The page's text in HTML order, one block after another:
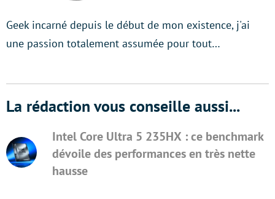
Geek incarné depuis le début de mon existence, j'ai
une passion totalement assumée pour tout…
La rédaction vous conseille aussi...
Intel Core Ultra 5 235HX : ce benchmark
dévoile des performances en très nette
hausse